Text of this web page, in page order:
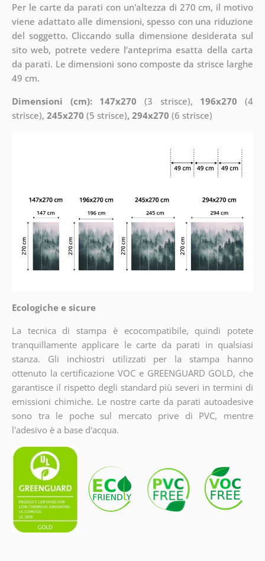
Per le carte da parati con un'altezza di 270 cm, il motivo
viene adattato alle dimensioni, spesso con una riduzione
del soggetto. Cliccando sulla dimensione desiderata sul
sito web, potrete vedere l’anteprima esatta della carta
da parati. Le dimensioni sono composte da strisce larghe
49 cm.
Dimensioni (cm): 147x270 (3 strisce), 196x270 (4
strisce), 245x270 (5 strisce), 294x270 (6 strisce)
Ecologiche e sicure
La tecnica di stampa è ecocompatibile, quindi potete
tranquillamente applicare le carte da parati in qualsiasi
stanza. Gli inchiostri utilizzati per la stampa hanno
ottenuto la certificazione VOC e GREENGUARD GOLD, che
garantisce il rispetto degli standard più severi in termini di
emissioni chimiche. Le nostre carte da parati autoadesive
sono tra le poche sul mercato prive di PVC, mentre
l'adesivo è a base d'acqua.